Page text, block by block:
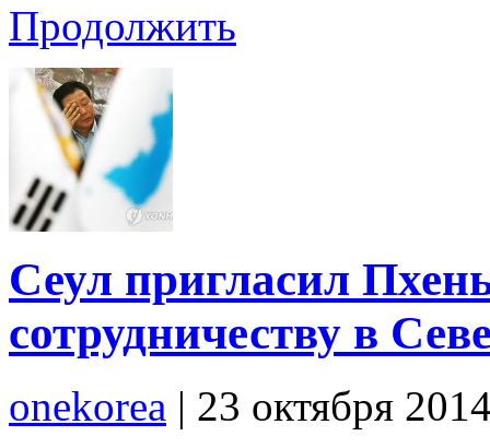
Продолжить
Сеул пригласил
сотрудничеству в
onekorea | 23 октября